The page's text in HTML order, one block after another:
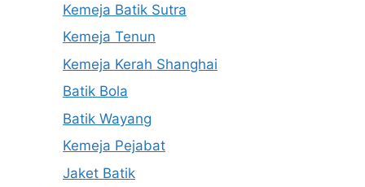
Kemeja Batik Sutra
Kemeja Tenun
Kemeja Kerah Shanghai
Batik Bola
Batik Wayang
Kemeja Pejabat
Jaket Batik